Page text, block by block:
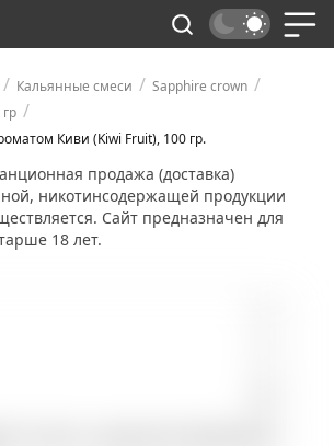
/ Кальянные смеси / Sapphire crown /
/
Киви (Kiwi Fruit), 100 гр.
продажа (доставка)
никотинсодержащей продукции
Сайт предназначен для
18 лет.